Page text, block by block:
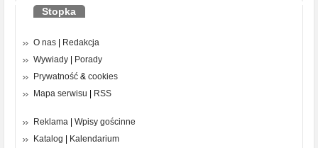
Stopka
O nas
Redakcja
Wywiady
Porady
Prywatność & cookies
Mapa serwisu
RSS
Reklama
Wpisy gościnne
Katalog
Kalendarium